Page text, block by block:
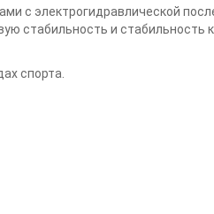
с электрогидравлической
стабильность и стабильность
спорта.